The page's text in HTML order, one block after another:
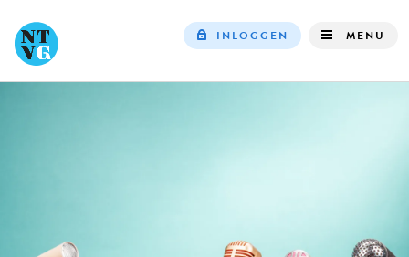
INLOGGEN MENU